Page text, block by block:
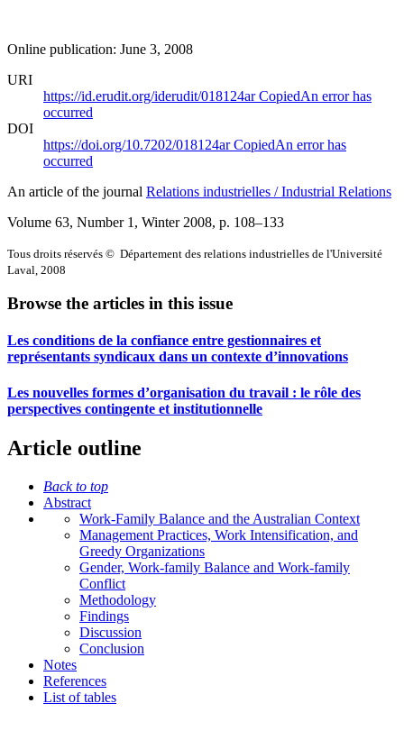
Online publication: June 3, 2008
URI
https://id.erudit.org/iderudit/018124arCopiedAn error has
occurred
DOI
https://doi.org/10.7202/018124arCopiedAn error has
occurred
An article of the journal Relations industrielles / Industrial Relations
Volume 63, Number 1, Winter 2008, p. 108–133
Tous droits réservés © Département des relations industrielles de l'Université
Laval, 2008
Browse the articles in this issue
Les conditions de la confiance entre gestionnaires et
représentants syndicaux dans un contexte d’innovations
Les nouvelles formes d’organisation du travail : le rôle des
perspectives contingente et institutionnelle
Article outline
Back to top
Abstract
Work-Family Balance and the Australian Context
Management Practices, Work Intensification, and
Greedy Organizations
Gender, Work-family Balance and Work-family
Conflict
Methodology
Findings
Discussion
Conclusion
Notes
References
List of tables